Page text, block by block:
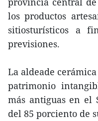
los productos
sitiosturísticos a
previsiones.
La aldeade
patrimonio
más antiguas en el
del 85 porciento de